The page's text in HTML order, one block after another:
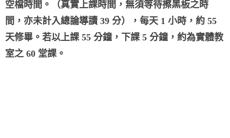
空檔時間。（真實上課時間，無須等待擦黑板之時
間，亦未計入總論導讀 39 分），每天 1 小時，約 55
天修畢。若以上課 55 分鐘，下課 5 分鐘，約為實體教
室之 60 堂課。